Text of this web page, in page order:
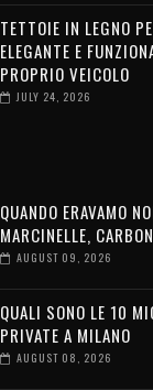
TETTOIE IN LEGNO
ELEGANTE E
PROPRIO VEICOLO
JULY 24, 2026
QUANDO ERAVAMO
MARCINELLE,
AUGUST 09, 2026
QUALI SONO LE 10
PRIVATE A MILANO
AUGUST 08, 2026